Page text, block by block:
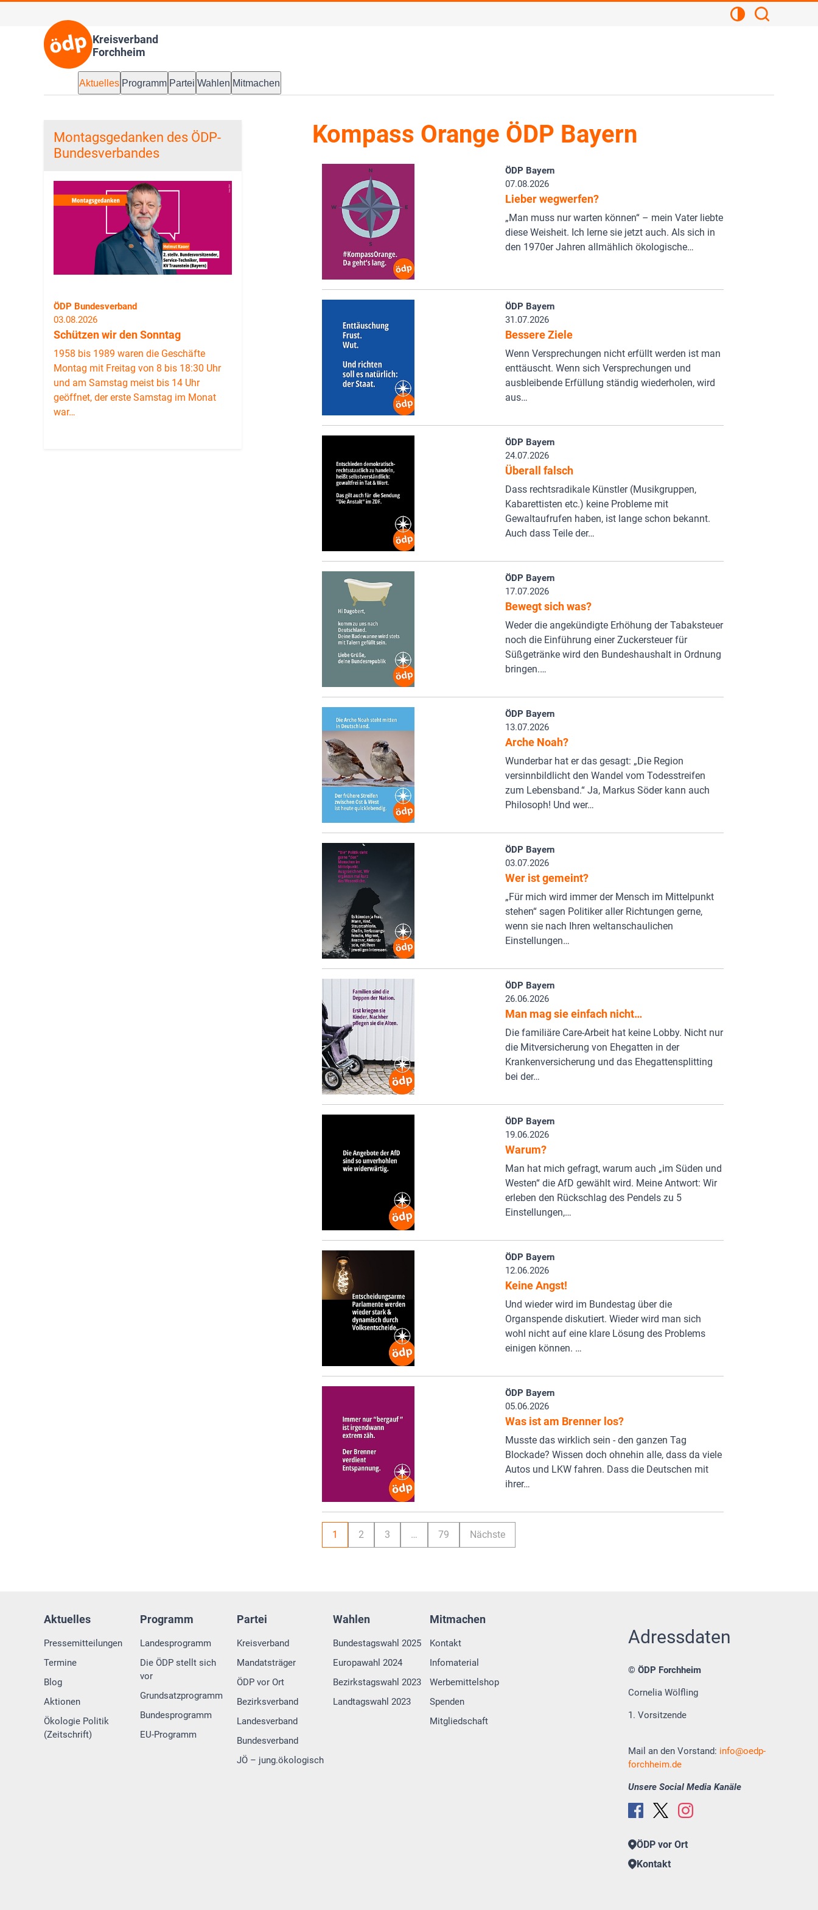
Kreisverband
Forchheim
Kontrastansicht
Aktuelles Programm Partei Wahlen Mitmachen
Kompass Orange ÖDP Bayern
ÖDP Bayern
07.08.2026
Lieber wegwerfen?
„Man muss nur warten können“ – mein Vater liebte
diese Weisheit. Ich lerne sie jetzt auch. Als sich in
den 1970er Jahren allmählich ökologische…
ÖDP Bayern
31.07.2026
Bessere Ziele
Wenn Versprechungen nicht erfüllt werden ist man
enttäuscht. Wenn sich Versprechungen und
ausbleibende Erfüllung ständig wiederholen, wird
aus…
ÖDP Bayern
24.07.2026
Überall falsch
Dass rechtsradikale Künstler (Musikgruppen,
Kabarettisten etc.) keine Probleme mit
Gewaltaufrufen haben, ist lange schon bekannt.
Auch dass Teile der…
ÖDP Bayern
17.07.2026
Bewegt sich was?
Weder die angekündigte Erhöhung der Tabaksteuer
noch die Einführung einer Zuckersteuer für
Süßgetränke wird den Bundeshaushalt in Ordnung
bringen.…
ÖDP Bayern
13.07.2026
Arche Noah?
Wunderbar hat er das gesagt: „Die Region
versinnbildlicht den Wandel vom Todesstreifen
zum Lebensband.“ Ja, Markus Söder kann auch
Philosoph! Und wer…
ÖDP Bayern
03.07.2026
Wer ist gemeint?
„Für mich wird immer der Mensch im Mittelpunkt
stehen“ sagen Politiker aller Richtungen gerne,
wenn sie nach Ihren weltanschaulichen
Einstellungen…
ÖDP Bayern
26.06.2026
Man mag sie einfach nicht…
Die familiäre Care-Arbeit hat keine Lobby. Nicht nur
die Mitversicherung von Ehegatten in der
Krankenversicherung und das Ehegattensplitting
bei der…
ÖDP Bayern
19.06.2026
Warum?
Man hat mich gefragt, warum auch „im Süden und
Westen“ die AfD gewählt wird. Meine Antwort: Wir
erleben den Rückschlag des Pendels zu 5
Einstellungen,…
ÖDP Bayern
12.06.2026
Keine Angst!
Und wieder wird im Bundestag über die
Organspende diskutiert. Wieder wird man sich
wohl nicht auf eine klare Lösung des Problems
einigen können. …
ÖDP Bayern
05.06.2026
Was ist am Brenner los?
Musste das wirklich sein - den ganzen Tag
Blockade? Wissen doch ohnehin alle, dass da viele
Autos und LKW fahren. Dass die Deutschen mit
ihrer…
1 2 3 … 79 Nächste
Montagsgedanken des ÖDP-
Bundesverbandes
ÖDP Bundesverband
03.08.2026
Schützen wir den Sonntag
1958 bis 1989 waren die Geschäfte
Montag mit Freitag von 8 bis 18:30 Uhr
und am Samstag meist bis 14 Uhr
geöffnet, der erste Samstag im Monat
war…
Aktuelles
Pressemitteilungen
Termine
Blog
Aktionen
Ökologie Politik
(Zeitschrift)
Programm
Landesprogramm
Die ÖDP stellt sich
vor
Grundsatzprogramm
Bundesprogramm
EU-Programm
Partei
Kreisverband
Mandatsträger
ÖDP vor Ort
Bezirksverband
Landesverband
Bundesverband
JÖ – jung.ökologisch
Wahlen
Bundestagswahl 2025
Europawahl 2024
Bezirkstagswahl 2023
Landtagswahl 2023
Mitmachen
Kontakt
Infomaterial
Werbemittelshop
Spenden
Mitgliedschaft
Adressdaten
© ÖDP Forchheim
Cornelia Wölfling
1. Vorsitzende
Mail an den Vorstand: info
oedp-
forchheim.de
Unsere Social Media Kanäle
ÖDP vor Ort
Kontakt